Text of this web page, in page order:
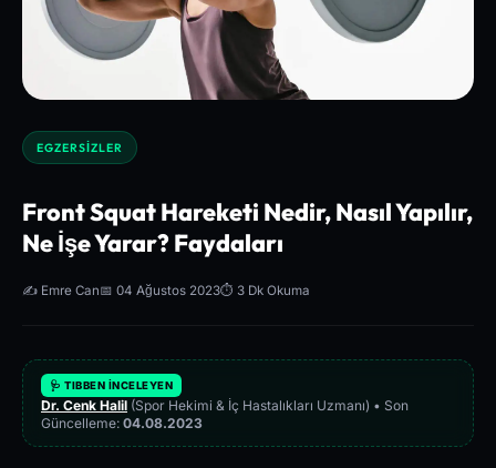
EGZERSIZLER
Front Squat Hareketi Nedir, Nasıl Yapılır,
Ne İşe Yarar? Faydaları
✍️ Emre Can📅 04 Ağustos 2023⏱️ 3 Dk Okuma
🩺 TIBBEN İNCELEYEN
Dr. Cenk Halil (Spor Hekimi & İç Hastalıkları Uzmanı) • Son
Güncelleme: 04.08.2023